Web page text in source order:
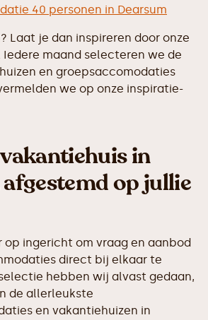
40 personen in Dearsum
Laat je dan inspireren door onze
Iedere maand selecteren we de
en groepsaccomodaties
we op onze inspiratie-
in
op jullie
op ingericht om vraag en aanbod
direct bij elkaar te
hebben wij alvast gedaan,
de allerleukste
en vakantiehuizen in